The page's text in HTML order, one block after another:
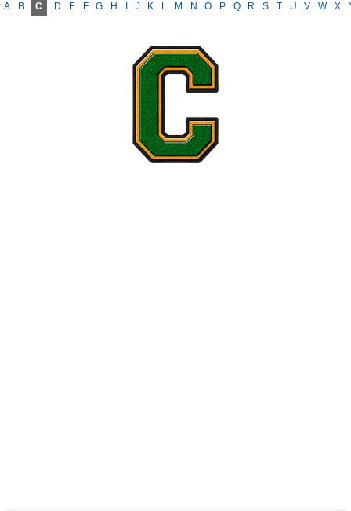
A B C D E F G H J K L M N O P Q R S T U V W X